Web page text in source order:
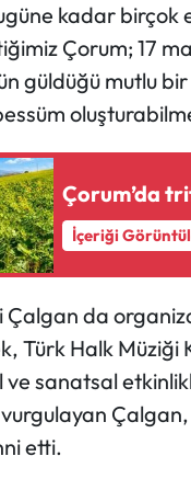
kadar birçok
Çorum; 17
güldüğü mutlu
Çorum’da
İçeriği
Çalgan da
Türk Halk Müziği
ve sanatsal
etti.